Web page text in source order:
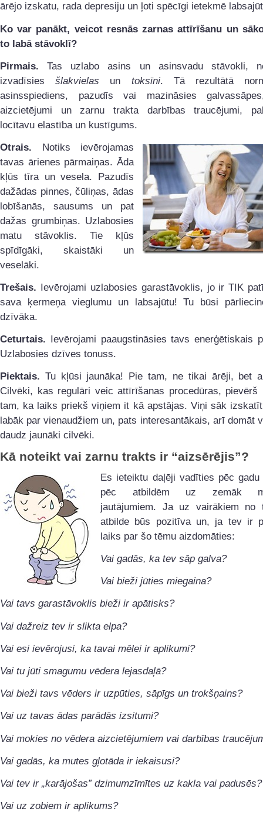
ārējo izskatu, rada depresiju un ļoti spēcīgi ietekmē
Ko var panākt, veicot resnās zarnas attīrīšanu un
to labā stāvoklī?
Pirmais. Tas uzlabo asins un asinsvadu stāvokli,
izvadīsiesšlakvielas un toksīni. Tā rezultātā
asinsspiediens, pazudīs vai mazināsies
aizcietējumi un zarnu trakta darbības traucējumi,
locītavu elastība un kustīgums.
Otrais. Notiks ievērojamas
tavas ārienes pārmaiņas. Āda
kļūs tīra un vesela. Pazudīs
dažādas pinnes, čūliņas, ādas
lobīšanās, sausums un pat
dažas grumbiņas. Uzlabosies
matu stāvoklis. Tie kļūs
spīdīgāki, skaistāki un
veselāki.
Trešais. Ievērojami uzlabosies garastāvoklis, jo ir TIK
sava ķermeņa vieglumu un labsajūtu! Tu būsi
dzīvāka.
Ceturtais. Ievērojami paaugstināsies tavs enerģētiskais
Uzlabosies dzīves tonuss.
Piektais. Tu kļūsi jaunāka! Pie tam, ne tikai ārēji, bet
Cilvēki, kas regulāri veic attīrīšanas procedūras, pievērš
tam, ka laiks priekš viņiem it kā apstājas. Viņi sāk
labāk par vienaudžiem un, pats interesantākais, arī domāt
daudz jaunāki cilvēki.
Kā noteikt vai zarnu trakts ir “aizsērējis”?
Es ieteiktu daļēji vadīties pēc
pēc atbildēm uz zemāk
jautājumiem. Ja uz vairākiem no
atbilde būs pozitīva un, ja tev ir
laiks par šo tēmu aizdomāties:
Vai gadās, ka tev sāp galva?
Vai bieži jūties miegaina?
Vai tavs garastāvoklis bieži ir apātisks?
Vai dažreiz tev ir slikta elpa?
Vai esi ievērojusi, ka tavai mēlei ir aplikumi?
Vai tu jūti smagumu vēdera lejasdaļā?
Vai bieži tavs vēders ir uzpūties, sāpīgs un trokšņains?
Vai uz tavas ādas parādās izsitumi?
Vai mokies no vēdera aizcietējumiem vai darbības
Vai gadās, ka mutes gļotāda ir iekaisusi?
Vai tev ir „karājošas” dzimumzīmītes uz kakla vai padusēs?
Vai uz zobiem ir aplikums?